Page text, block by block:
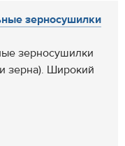
зерносушилки
зерносушилки
зерна). Широкий